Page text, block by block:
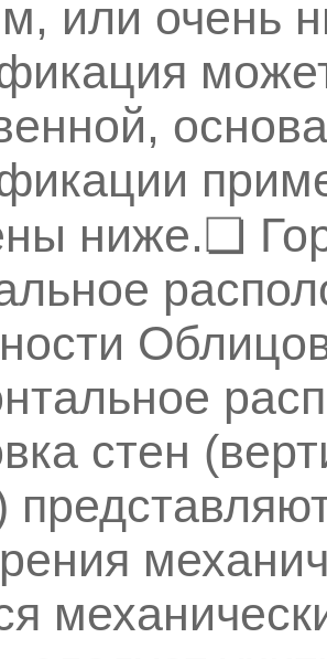
или очень
ниже.❏
стен